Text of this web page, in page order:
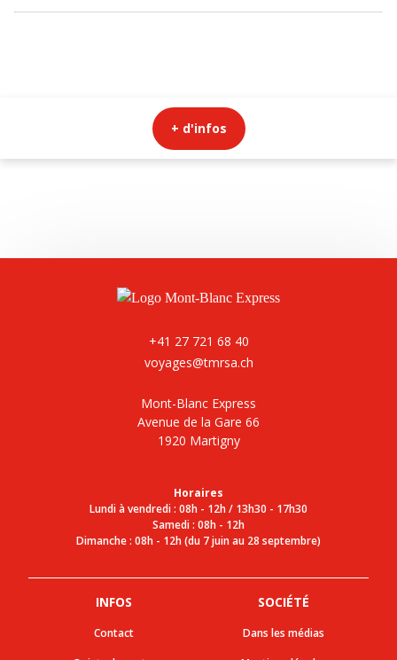
+ d'infos
+41 27 721 68 40
voyages@tmrsa.ch
Mont-Blanc Express
Avenue de la Gare 66
1920 Martigny
Horaires
Lundi à vendredi : 08h - 12h / 13h30 - 17h30
Samedi : 08h - 12h
Dimanche : 08h - 12h (du 7 juin au 28 septembre)
INFOS
Contact
SOCIÉTÉ
Dans les médias